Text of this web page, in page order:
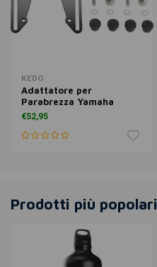
KEDO
Adattatore per
Parabrezza Yamaha
Ténéré 700 | Nero,
Verniciato a Polvere
€52,95
Prodotti più popolari